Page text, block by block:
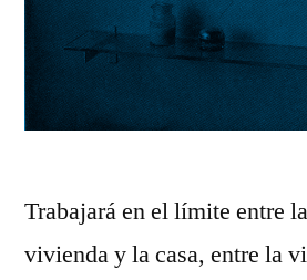
Trabajará en el límite entre
vivienda y la casa, entre la